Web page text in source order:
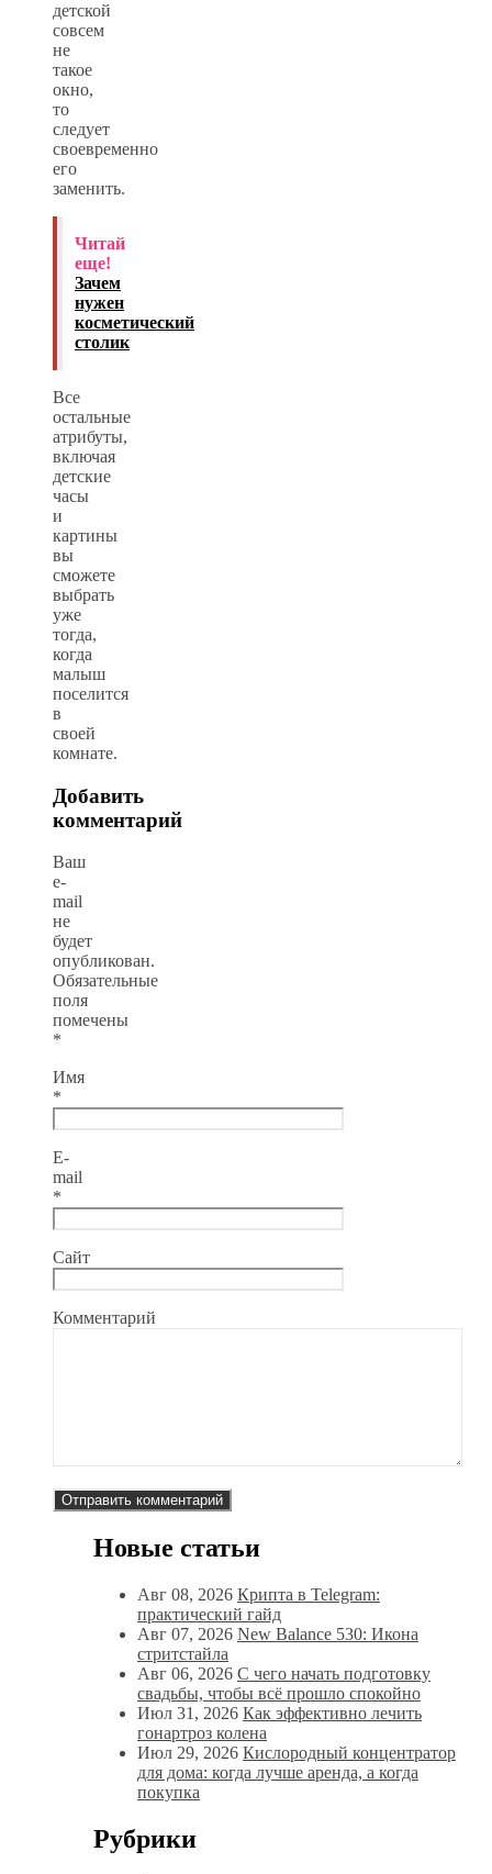
детской
совсем
не
такое
окно,
то
следует
своевременно
его
заменить.
Читай
еще!
Зачем
нужен
косметический
столик
Все
остальные
атрибуты,
включая
детские
часы
и
картины
вы
сможете
выбрать
уже
тогда,
когда
малыш
поселится
в
своей
комнате.
Добавить
комментарий
Ваш
e-
mail
не
будет
опубликован.
Обязательные
поля
помечены
*
Имя
*
E-
mail
*
Сайт
Комментарий
Новые статьи
Авг 08, 2026 Крипта в Telegram:
практический гайд
Авг 07, 2026 New Balance 530: Икона
стритстайла
Авг 06, 2026 С чего начать подготовку
свадьбы, чтобы всё прошло спокойно
Июл 31, 2026 Как эффективно лечить
гонартроз колена
Июл 29, 2026 Кислородный концентратор
для дома: когда лучше аренда, а когда
покупка
Рубрики